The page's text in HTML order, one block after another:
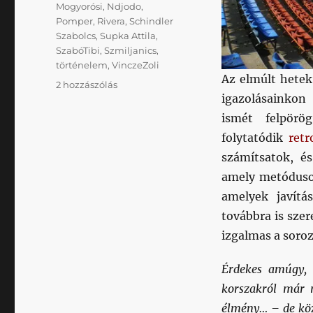
Az elmúlt hetek
ismét
folytatódik
számítsatok,
amely
amelyek
továbbra is
izgalmas a
Érdekes
korszakról már
élmény… – de
Mogyorósi, Ndjodo,
Pomper, Rivera,Schindler
Szabolcs,Supka Attila,
SzabóTibi,Szmiljanics,
történelem,VinczeZoli
2 hozzászólásAz